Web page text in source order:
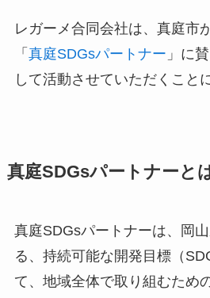
レガーメ合同会社は、真庭市
「 真庭SDGsパートナー 」に
して活動させていただくこと
真庭SDGsパートナーと
真庭SDGsパートナーは、岡
る、持続可能な開発目標（
て、地域全体で取り組むため